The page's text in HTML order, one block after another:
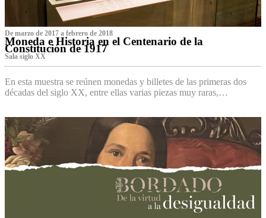
De marzo de 2017 a febrero de 2018
Moneda e Historia en el Centenario de la
Constitución de 1917
Sala siglo XX
En esta muestra se reúnen monedas y billetes de las primeras dos
décadas del siglo XX, entre ellas varias piezas muy raras,…